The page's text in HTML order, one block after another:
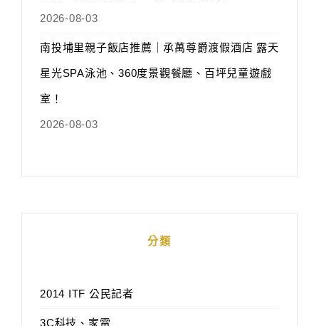
2026-08-03
南投埔里親子飯店推薦｜承萬尊爵渡假酒店 露天
星光SPA泳池、360度景觀餐廳、百坪兒童遊戲
室！
2026-08-03
分類
2014 ITF 公民記者
3C科技、家電